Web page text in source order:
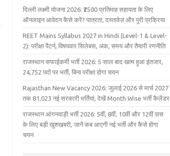
दिल्ली लक्ष्मी योजना 2026: ₹2500 प्रतिमाह सहायता के लिए
ऑनलाइन आवेदन कैसे करें? पात्रता, दस्तावेज़ और पूरी प्रक्रिया
REET Mains Syllabus 2027 in Hindi (Level-1 & Level-
2): परीक्षा पैटर्न, विषयवार सिलेबस, अंक, समय और तैयारी रणनीति
राजस्थान सफाईकर्मी भर्ती 2026: 5 साल बाद खत्म हुआ इंतजार,
24,752 पदों पर भर्ती, बिना परीक्षा होगा चयन
Rajasthan New Vacancy 2026: जुलाई 2026 से मार्च 2027
तक 81,023 नई सरकारी भर्तियां, देखें Month Wise भर्ती कैलेंडर
राजस्थान आंगनवाड़ी भर्ती 2026: 5वीं, 8वीं, 10वीं और 12वीं पास
के लिए बड़ी खुशखबरी, जानें कब आएगी नई भर्ती और कैसे होगा
चयन